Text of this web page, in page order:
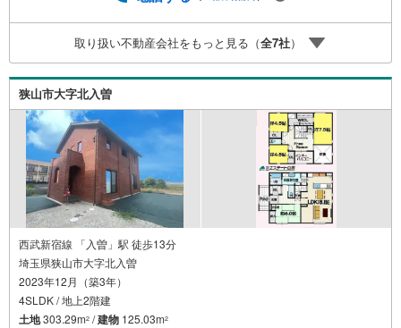
～19:00 この時間はお電話でのお問合わせがスムーズです
5.お子様連れでおこしくださいキッズスペース、授乳室、
オムツ替えベッド、アンパンマンジュースをご用意してお
ります。ご見学ご希望の方は、右上の“室内・現地を見学す
る（無料）をボタンからご予約ください。
取り扱い不動産会社をもっと見る（全7社）
狭山市大字北入曽
西武新宿線 「入曽」駅 徒歩13分
埼玉県狭山市大字北入曽
2023年12月（築3年）
4SLDK / 地上2階建
土地303.29m2 /建物 125.03m2